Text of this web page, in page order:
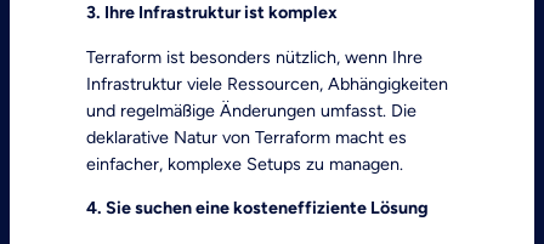
3. Ihre Infrastruktur ist komplex
Terraform ist besonders nützlich, wenn Ihre
Infrastruktur viele Ressourcen, Abhängigkeiten
und regelmäßige Änderungen umfasst. Die
deklarative Natur von Terraform macht es
einfacher, komplexe Setups zu managen.
4. Sie suchen eine kosteneffiziente Lösung